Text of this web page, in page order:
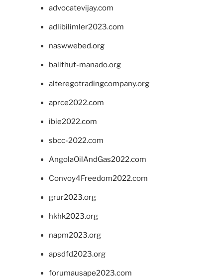
advocatevijay.com
adlibilimler2023.com
naswwebed.org
balithut-manado.org
alteregotradingcompany.org
aprce2022.com
ibie2022.com
sbcc-2022.com
AngolaOilAndGas2022.com
Convoy4Freedom2022.com
grur2023.org
hkhk2023.org
napm2023.org
apsdfd2023.org
forumausape2023.com